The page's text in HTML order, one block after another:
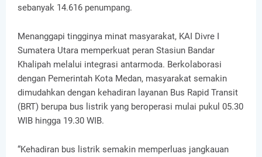
sebanyak 14.616 penumpang.
Menanggapi tingginya minat masyarakat, KAI Divre I
Sumatera Utara memperkuat peran Stasiun Bandar
Khalipah melalui integrasi antarmoda. Berkolaborasi
dengan Pemerintah Kota Medan, masyarakat semakin
dimudahkan dengan kehadiran layanan Bus Rapid Transit
(BRT) berupa bus listrik yang beroperasi mulai pukul 05.30
WIB hingga 19.30 WIB.
“Kehadiran bus listrik semakin memperluas jangkauan